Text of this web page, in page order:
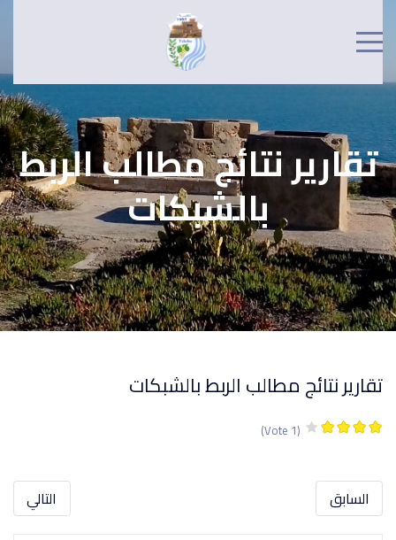
تقارير نتائج مطالب الربط
بالشبكات
تقارير نتائج مطالب الربط بالشبكات
(1 Vote)
السابق التالي